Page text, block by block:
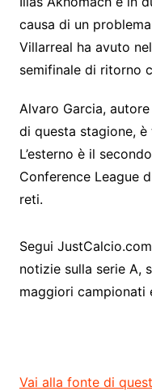
causa di un
Villarreal ha avuto
semifinale di ritorno
Alvaro Garcia,
di questa stagione,
L’esterno è il
Conference League
reti.
Segui
notizie sulla serie A,
maggiori campionati
Vai alla fonte di